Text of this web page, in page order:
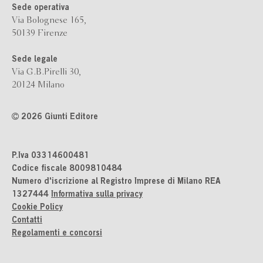
Sede operativa
Via Bolognese 165,
50139 Firenze
Sede legale
Via G.B.Pirelli 30,
20124 Milano
2026 Giunti Editore
P.Iva 03314600481
Codice fiscale 8009810484
Numero d'iscrizione al Registro Imprese di Milano REA
1327444 Informativa sulla privacy
Cookie Policy
Contatti
Regolamenti e concorsi